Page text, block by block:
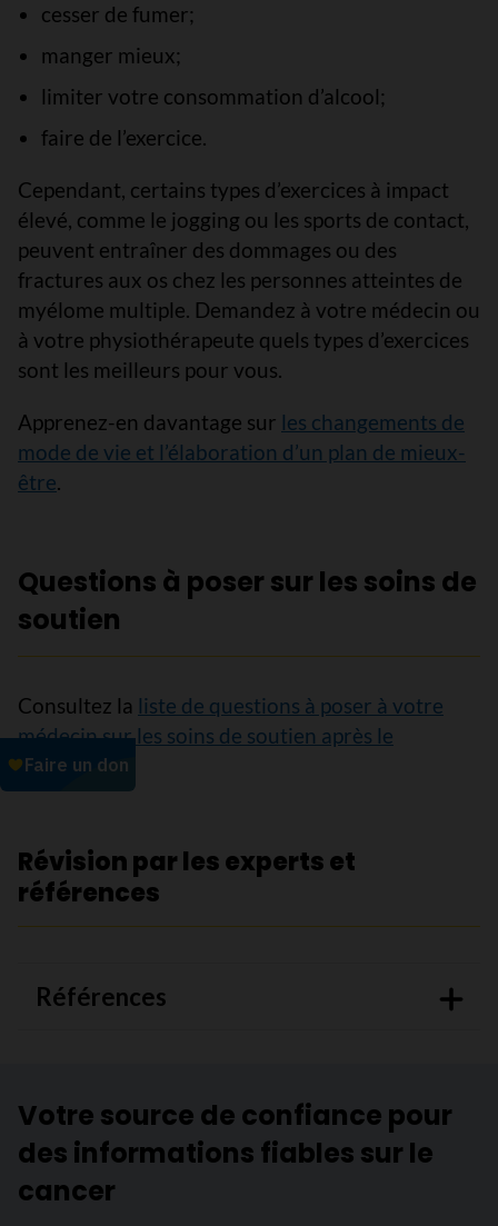
cesser de fumer;
manger mieux;
limiter votre consommation d’alcool;
faire de l’exercice.
Cependant, certains types d’exercices à impact
élevé, comme le jogging ou les sports de contact,
peuvent entraîner des dommages ou des
fractures aux os chez les personnes atteintes de
myélome multiple. Demandez à votre médecin ou
à votre physiothérapeute quels types d’exercices
sont les meilleurs pour vous.
Apprenez-en davantage sur les changements de
mode de vie et l’élaboration d’un plan de mieux-
être.
Questions à poser sur les soins de
soutien
Consultez la liste de questions à poser à votre
médecin sur les soins de soutien après le
traitement.
Révision par les experts et
références
Références
Votre source de confiance pour
des informations fiables sur le
cancer